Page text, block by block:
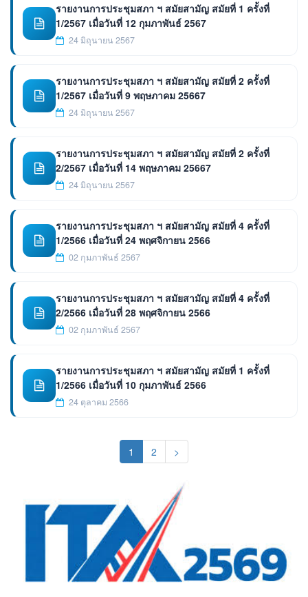
รายงานการประชุมสภา ฯ สมัยสามัญ สมัยที่ 1 ครั้งที่
1/2567 เมื่อวันที่ 12 กุมภาพันธ์ 2567
24 มิถุนายน 2567
รายงานการประชุมสภา ฯ สมัยสามัญ สมัยที่ 2 ครั้งที่
1/2567 เมื่อวันที่ 9 พฤษภาคม 25667
24 มิถุนายน 2567
รายงานการประชุมสภา ฯ สมัยสามัญ สมัยที่ 2 ครั้งที่
2/2567 เมื่อวันที่ 14 พฤษภาคม 25667
24 มิถุนายน 2567
รายงานการประชุมสภา ฯ สมัยสามัญ สมัยที่ 4 ครั้งที่
1/2566 เมื่อวันที่ 24 พฤศจิกายน 2566
02 กุมภาพันธ์ 2567
รายงานการประชุมสภา ฯ สมัยสามัญ สมัยที่ 4 ครั้งที่
2/2566 เมื่อวันที่ 28 พฤศจิกายน 2566
02 กุมภาพันธ์ 2567
รายงานการประชุมสภา ฯ สมัยสามัญ สมัยที่ 1 ครั้งที่
1/2566 เมื่อวันที่ 10 กุมภาพันธ์ 2566
24 ตุลาคม 2566
1 (current)
2 >